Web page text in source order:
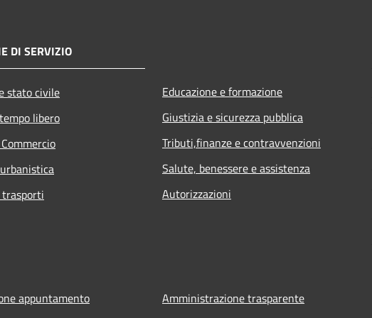
DI SERVIZIO
stato civile
libero
Educazione e formazione
Giustizia e sicurezza pubblica
Tributi,finanze e contravvenzioni
Salute, benessere e assistenza
Autorizzazioni
appuntamento
Amministrazione trasparente